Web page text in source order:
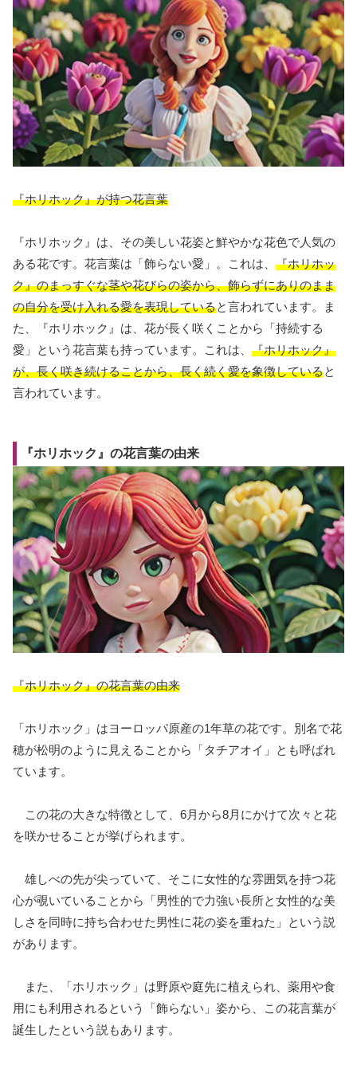
『ホリホック』が持つ花言葉
『ホリホック』は、その美しい花姿と鮮やかな花色で人気の
ある花です。花言葉は「飾らない愛」。これは、 『ホリホッ
ク』のまっすぐな茎や花びらの姿から、飾らずにありのまま
の自分を受け入れる愛を表現していると言われています。ま
た、『ホリホック』は、花が長く咲くことから「持続する
愛」という花言葉も持っています。これは、 『ホリホック』
が、長く咲き続けることから、長く続く愛を象徴していると
言われています。
『ホリホック』の花言葉の由来
『ホリホック』の花言葉の由来
「ホリホック」はヨーロッパ原産の1年草の花です。別名で花
穂が松明のように見えることから「タチアオイ」とも呼ばれ
ています。
この花の大きな特徴として、6月から8月にかけて次々と花
を咲かせることが挙げられます。
雄しべの先が尖っていて、そこに女性的な雰囲気を持つ花
心が覗いていることから「男性的で力強い長所と女性的な美
しさを同時に持ち合わせた男性に花の姿を重ねた」という説
があります。
また、「ホリホック」は野原や庭先に植えられ、薬用や食
用にも利用されるという「飾らない」姿から、この花言葉が
誕生したという説もあります。